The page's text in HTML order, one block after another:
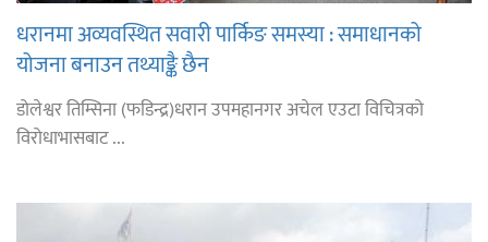
धरानमा अव्यवस्थित सवारी पार्किङ समस्या : समाधानको
योजना बनाउन तथ्याङ्कै छैन
डोलेश्वर तिम्सिना (फडिन्द्र)धरान उपमहानगर अचेल एउटा विचित्रको
विरोधाभासबाट ...